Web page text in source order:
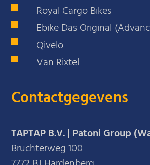
Royal Cargo Bikes
Ebike Das Original
Qivelo
Van Rixtel
Contactgegevens
TAPTAP B.V. | Patoni Group
Bruchterweg 100